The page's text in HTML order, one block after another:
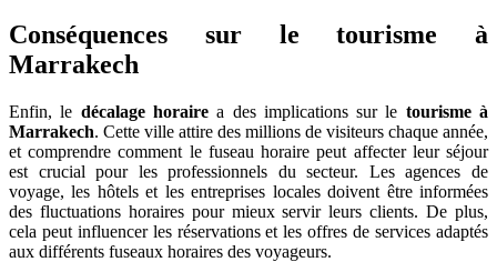
Conséquences sur le tourisme à
Marrakech
Enfin, le décalage horairea des implications sur le tourisme à
Marrakech. Cette ville attire des millions de visiteurs chaque année,
et comprendre comment le fuseau horaire peut affecter leur séjour
est crucial pour les professionnels du secteur. Les agences de
voyage, les hôtels et les entreprises locales doivent être informées
des fluctuations horaires pour mieux servir leurs clients. De plus,
cela peut influencer les réservations et les offres de services adaptés
aux différents fuseaux horaires des voyageurs.